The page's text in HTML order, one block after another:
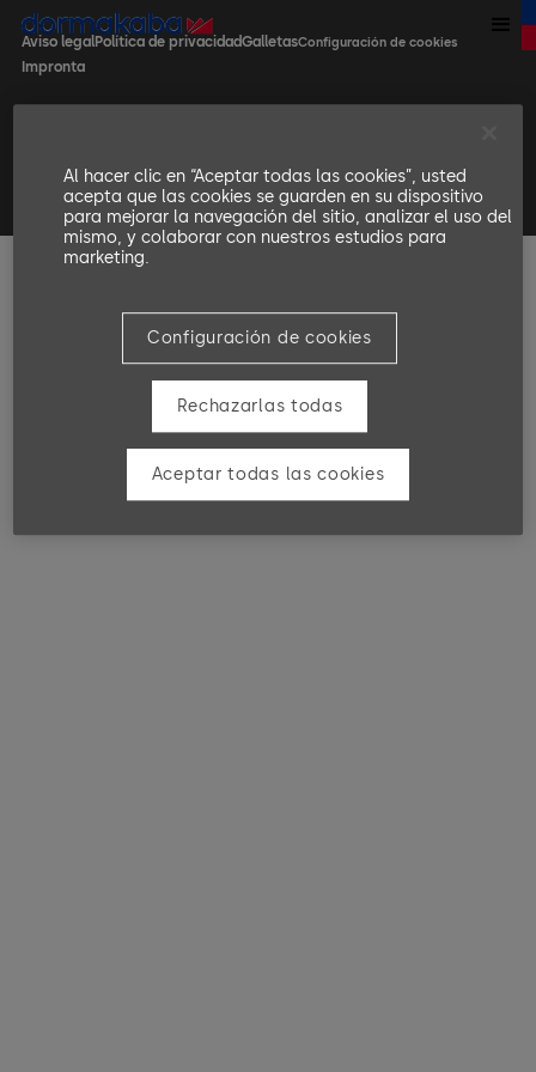
Aviso legalPolítica de privacidadGalletasConfiguración de cookies
Impronta
© dormakaba 2026, todos los derechos reservados
Al hacer clic en “Aceptar todas las cookies”, usted
acepta que las cookies se guarden en su dispositivo
para mejorar la navegación del sitio, analizar el uso del
mismo, y colaborar con nuestros estudios para
marketing.
Configuración de cookies
Rechazarlas todas
Aceptar todas las cookies